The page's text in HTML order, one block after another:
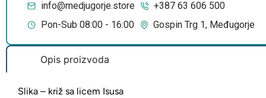
info@medjugorje.store
+387 63 606 500
Pon-Sub 08:00 - 16:00
Gospin Trg 1, Međugorje
Opis proizvoda
Slika – križ sa licem Isusa